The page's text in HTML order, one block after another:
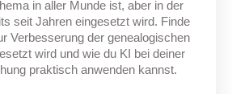
in aller Munde ist, aber in der
seit Jahren eingesetzt wird. Finde
Verbesserung der genealogischen
wird und wie du KI bei deiner
praktisch anwenden kannst.